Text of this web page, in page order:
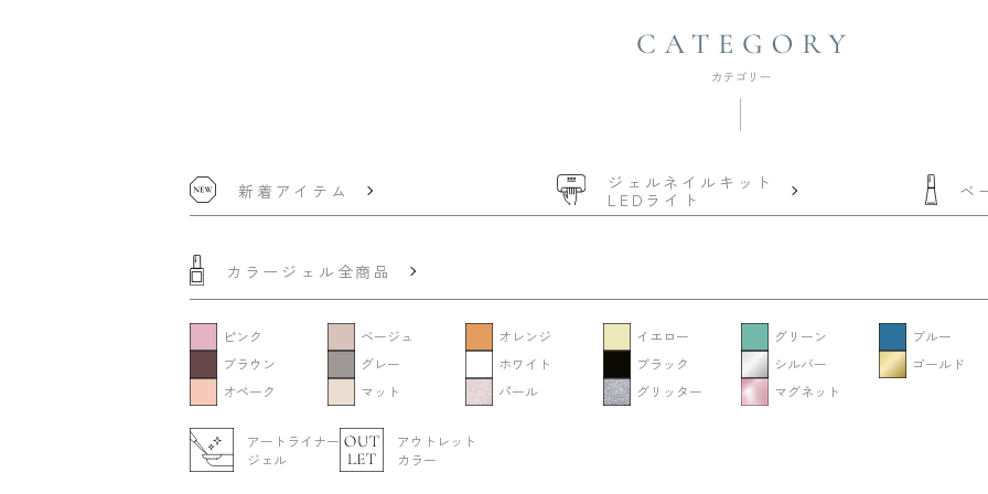
新着アイテム
ジェルネイルキット
LEDライト
ベ
カラージェル全商品
ピンク ベージュ オレンジ イエロー グリーン ブルー
ブラウン
グレー ホワイト ブラック シルバー ゴールド
オペーク
マット パール グリッター マグネット
アートライナー
ジェル
アウトレット
カラー